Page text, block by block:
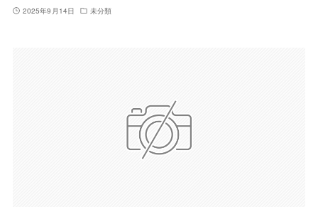
2025年9月14日 未分類